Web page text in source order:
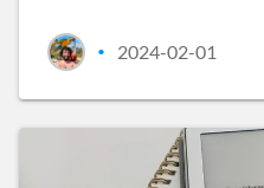
• 2024-02-01